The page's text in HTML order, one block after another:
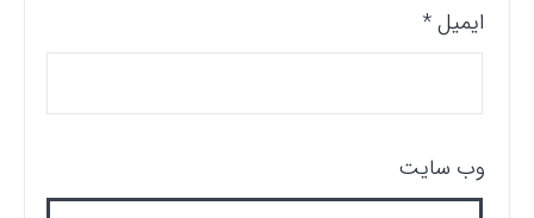
ایمیل*
وب‌ سایت